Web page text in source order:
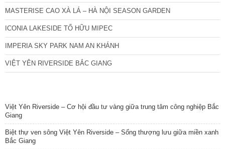
MASTERISE CAO XÀ LÁ – HÀ NỘI SEASON GARDEN
ICONIA LAKESIDE TỐ HỮU MIPEC
IMPERIA SKY PARK NAM AN KHÁNH
VIỆT YÊN RIVERSIDE BẮC GIANG
Việt Yên Riverside – Cơ hội đầu tư vàng giữa trung tâm công nghiệp Bắc
Giang
Biệt thự ven sông Việt Yên Riverside – Sống thượng lưu giữa miền xanh
Bắc Giang